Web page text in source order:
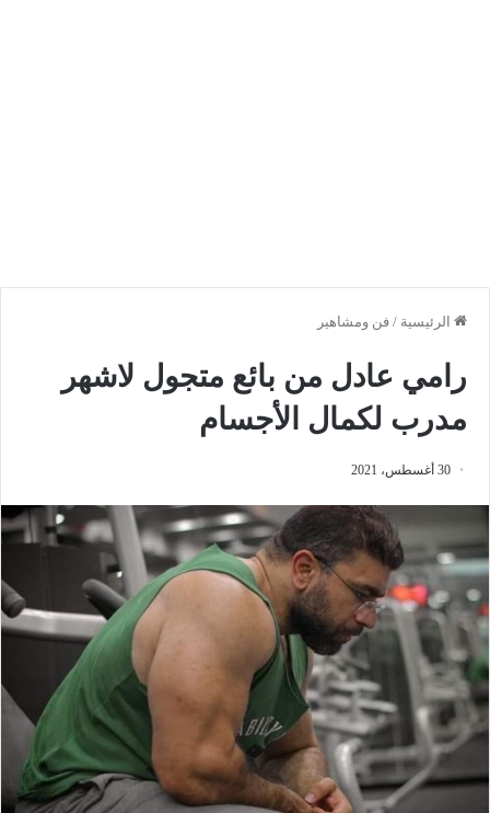
الرئيسية / فن ومشاهير
رامي عادل من بائع متجول لاشهر
مدرب لكمال الأجسام
30 أغسطس، 2021